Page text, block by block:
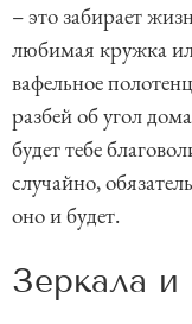
– это забирает
любимая кружка
вафельное
разбей об угол
будет тебе
случайно,
оно и будет.
Зеркала и